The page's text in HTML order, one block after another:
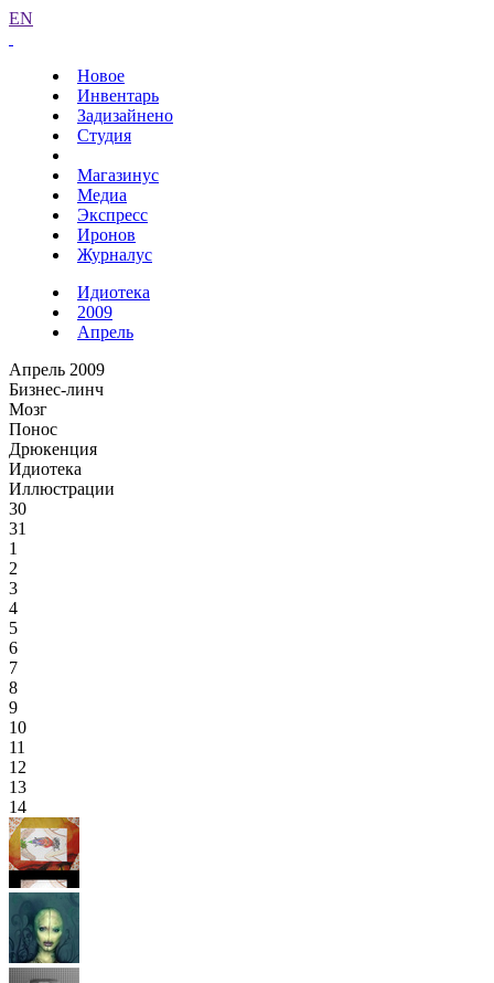
EN
Новое
Инвентарь
Задизайнено
Студия
Магазинус
Медиа
Экспресс
Иронов
Журналус
Идиотека
2009
Апрель
Апрель 2009
Бизнес-линч
Мозг
Понос
Дрюкенция
Идиотека
Иллюстрации
30
31
1
2
3
4
5
6
7
8
9
10
11
12
13
14